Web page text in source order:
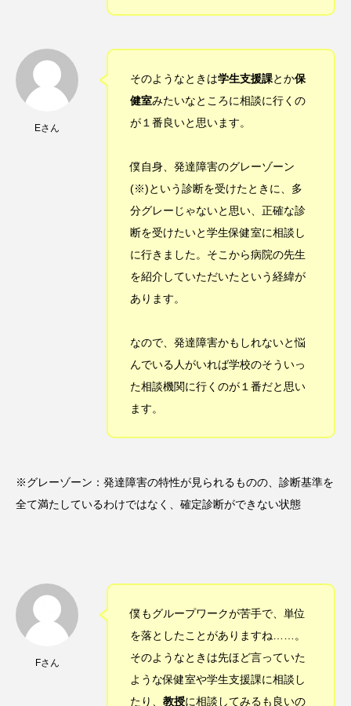
Eさん
そのようなときは学生支援課とか保
健室みたいなところに相談に行くの
が１番良いと思います。
僕自身、発達障害のグレーゾーン
(※)という診断を受けたときに、多
分グレーじゃないと思い、正確な診
断を受けたいと学生保健室に相談し
に行きました。そこから病院の先生
を紹介していただいたという経緯が
あります。
なので、発達障害かもしれないと悩
んでいる人がいれば学校のそういっ
た相談機関に行くのが１番だと思い
ます。
※グレーゾーン：発達障害の特性が見られるものの、診断基準を
全て満たしているわけではなく、確定診断ができない状態
Fさん
僕もグループワークが苦手で、単位
を落としたことがありますね……。
そのようなときは先ほど言っていた
ような保健室や学生支援課に相談し
たり、 教授に相談してみるも良いの